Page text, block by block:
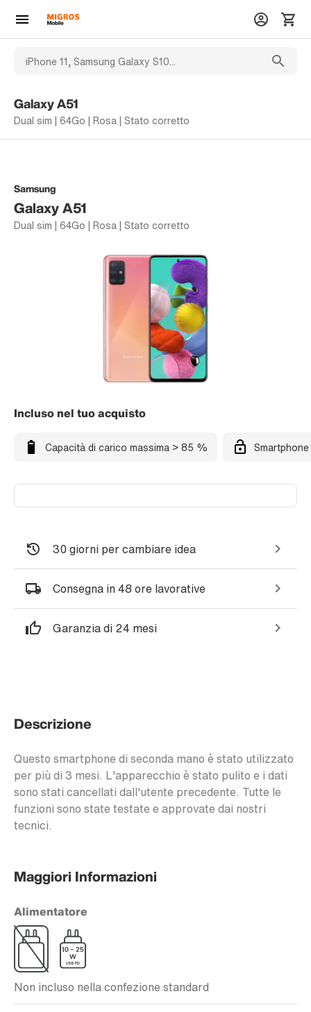
Galaxy A51
Dual sim | 64Go | Rosa | Stato corretto
Samsung
Galaxy A51
Dual sim | 64Go | Rosa | Stato corretto
Incluso nel tuo acquisto
Capacità di carico massima > 85 %
30 giorni per cambiare idea
Consegna in 48 ore lavorative
Garanzia di 24 mesi
Descrizione
Questo smartphone di seconda mano è stato utilizzato
per più di 3 mesi. L'apparecchio è stato pulito e i dati
sono stati cancellati dall'utente precedente. Tutte le
funzioni sono state testate e approvate dai nostri
tecnici.
Maggiori Informazioni
Alimentatore
Non incluso nella confezione standard